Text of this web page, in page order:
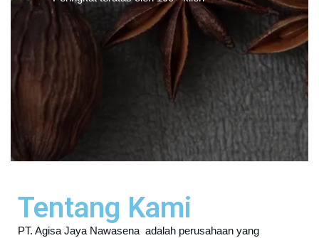
Tentang Kami
PT. Agisa Jaya Nawasena adalah perusahaan yang